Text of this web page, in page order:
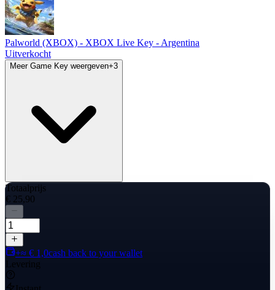
Palworld (XBOX) - XBOX Live Key - Argentina
Uitverkocht
Meer Game Key weergeven+3
Totaalprijs
€ 25,90
+≈ € 1,0cash back to your wallet
Levering